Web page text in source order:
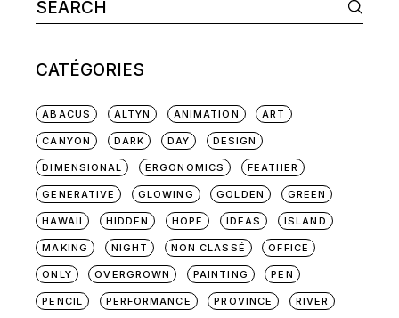
for:
CATÉGORIES
ABACUS ALTYN ANIMATION ART
CANYON DARK DAY DESIGN
DIMENSIONAL ERGONOMICS FEATHER
GENERATIVE GLOWING GOLDEN GREEN
HAWAII HIDDEN HOPE IDEAS ISLAND
MAKING NIGHT NON CLASSÉ OFFICE
ONLY OVERGROWN PAINTING PEN
PENCIL PERFORMANCE PROVINCE RIVER